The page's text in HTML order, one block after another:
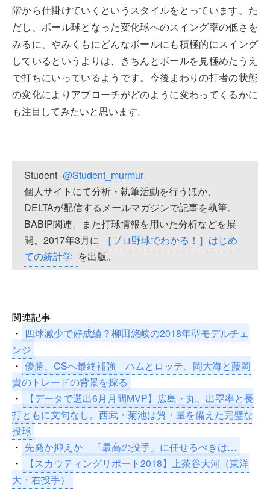
階から仕掛けていくというスタイルをとっています。た
だし、ボール球となった変化球へのスイング率の低さを
みるに、やみくもにどんなボールにも積極的にスイング
しているというよりは、きちんとボールを見極めたうえ
で打ちにいっているようです。今後まわりの打者の状態
の変化によりアプローチがどのように変わってくるかに
も注目してみたいと思います。
Student @Student_murmur
個人サイトにて分析・執筆活動を行うほか、
DELTAが配信するメールマガジンで記事を執筆。
BABIP関連、また打球情報を用いた分析などを展
開。2017年3月に
［プロ野球でわかる！］はじめ
ての統計学 を出版。
関連記事
・ 四球減少で好成績？柳田悠岐の2018年型モデルチェ
ンジ
・ 優勝、CSへ最終補強 ハムとロッテ、岡大海と藤岡
貴のトレードの背景を探る
・
【データで選出6月月間MVP】広島・丸、出塁率と長
打ともに文句なし。西武・菊池は質・量を備えた完璧な
投球
・ 先発か抑えか 「最高の投手」に任せるべきは…
・
【スカウティングリポート2018】上茶谷大河（東洋
大・右投手）